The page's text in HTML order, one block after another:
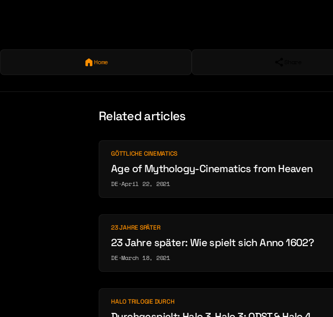
Home
Related articles
GÖTTLICHE CINEMATICS
Age of Mythology-Cinematics from Heaven
DE·April 22, 2021
23 JAHRE SPÄTER
23 Jahre später: Wie spielt sich Anno 1602?
DE·March 18, 2021
HALO TRILOGIE DURCH